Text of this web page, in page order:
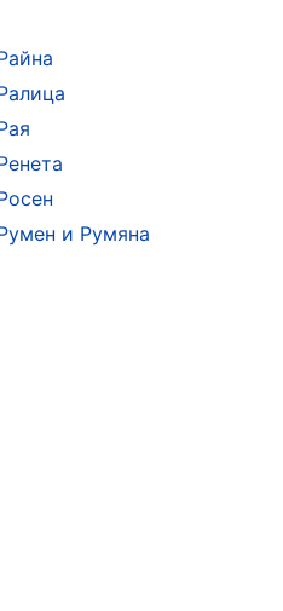
и Румяна